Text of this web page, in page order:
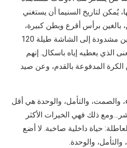
يُمكن لتاريخ السنيما أن يستغني
بالغين برأس أقرع وبطن كبيرة،
يلعبون ألعاب إلكترونية العين مشدودة إلى الشاشة طيلة 120
الذي يعطيه إياه باسكال. إنهم
الكرة المدفوعة بالقدم، وعن صيد
والصمت، والتأمل، والوحدة هي أقل
ذلك فهي الخيرات الأكثر
حياة داخلية صاخبة. لا أضع
والوحدة.